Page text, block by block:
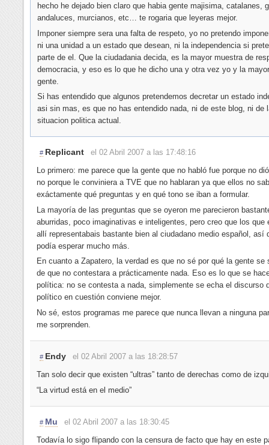
hecho he dejado bien claro que habia gente majisima, catalanes,
andaluces, murcianos, etc… te rogaria que leyeras mejor.
Imponer siempre sera una falta de respeto, yo no pretendo
ni una unidad a un estado que desean, ni la independencia si
parte de el. Que la ciudadania decida, es la mayor muestra de
democracia, y eso es lo que he dicho una y otra vez yo y la
gente.
Si has entendido que algunos pretendemos decretar un estado
asi sin mas, es que no has entendido nada, ni de este blog, ni de
situacion politica actual.
# Replicant
el 02 Abril 2007 a las 17:48:16
Lo primero: me parece que la gente que no habló fue porque no
no porque le conviniera a TVE que no hablaran ya que ellos no
exáctamente qué preguntas y en qué tono se iban a formular.
La mayoría de las preguntas que se oyeron me parecieron
aburridas, poco imaginativas e inteligentes, pero creo que los que
allí representabais bastante bien al ciudadano medio español, así
podía esperar mucho más.
En cuanto a Zapatero, la verdad es que no sé por qué la gente se
de que no contestara a prácticamente nada. Eso es lo que se
política: no se contesta a nada, simplemente se echa el discurso
político en cuestión conviene mejor.
No sé, estos programas me parece que nunca llevan a ninguna
me sorprenden.
# Endy
el 02 Abril 2007 a las 18:28:57
Tan solo decir que existen “ultras” tanto de derechas como de
“La virtud está en el medio”
# Mu
el 02 Abril 2007 a las 18:30:45
Todavía lo sigo flipando con la censura de facto que hay en este